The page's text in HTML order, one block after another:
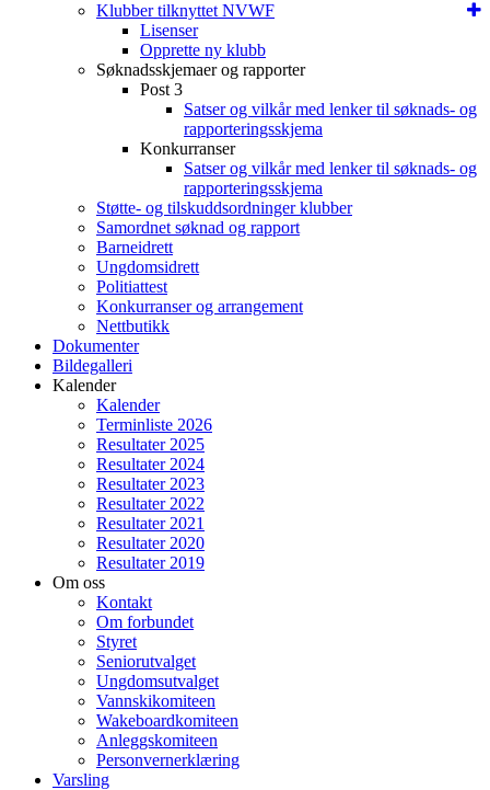
Klubber tilknyttet NVWF
Lisenser
Opprette ny klubb
Søknadsskjemaer og rapporter
Post 3
Satser og vilkår med lenker til søknads- og
rapporteringsskjema
Konkurranser
Satser og vilkår med lenker til søknads- og
rapporteringsskjema
Støtte- og tilskuddsordninger klubber
Samordnet søknad og rapport
Barneidrett
Ungdomsidrett
Politiattest
Konkurranser og arrangement
Nettbutikk
Dokumenter
Bildegalleri
Kalender
Kalender
Terminliste 2026
Resultater 2025
Resultater 2024
Resultater 2023
Resultater 2022
Resultater 2021
Resultater 2020
Resultater 2019
Om oss
Kontakt
Om forbundet
Styret
Seniorutvalget
Ungdomsutvalget
Vannskikomiteen
Wakeboardkomiteen
Anleggskomiteen
Personvernerklæring
Varsling